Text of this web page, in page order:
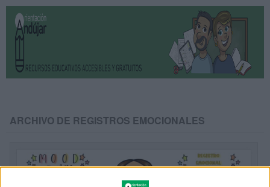
ARCHIVO DE REGISTROS EMOCIONALES